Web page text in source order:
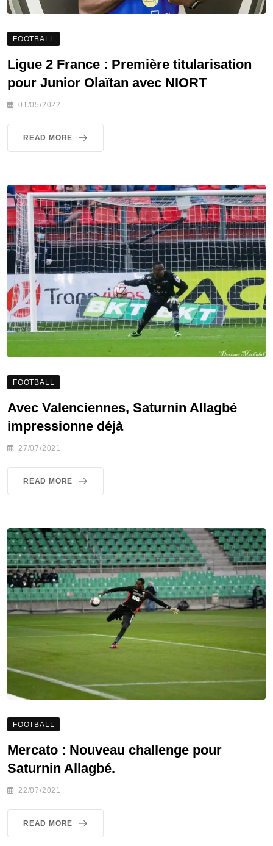
FOOTBALL
Ligue 2 France : Première titularisation
pour Junior Olaïtan avec NIORT
01/05/2022
READ MORE
FOOTBALL
Avec Valenciennes, Saturnin Allagbé
impressionne déjà
27/07/2021
READ MORE
FOOTBALL
Mercato : Nouveau challenge pour
Saturnin Allagbé.
22/07/2021
READ MORE